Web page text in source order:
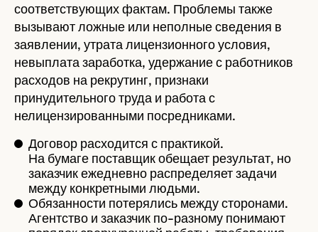
соответствующих фактам. Проблемы также
вызывают ложные или неполные сведения в
заявлении, утрата лицензионного условия,
невыплата заработка, удержание с работников
расходов на рекрутинг, признаки
принудительного труда и работа с
нелицензированными посредниками.
Договор расходится с практикой.
На бумаге поставщик обещает результат, но
заказчик ежедневно распределяет задачи
между конкретными людьми.
Обязанности потерялись между сторонами.
Агентство и заказчик по-разному понимают